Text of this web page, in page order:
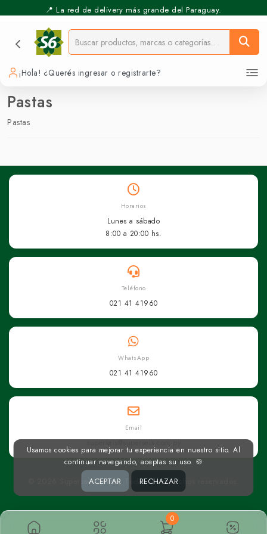
📍 La red de delivery más grande del Paraguay.
¡Hola! ¿Querés ingresar o registrarte?
Pastas
Pastas
0
Horarios
Lunes a sábado
8:00 a 20:00 hs.
Teléfono
021 41 41960
WhatsApp
021 41 41960
Email
superseis@superseis.com.py
© 2026 Superseis Online. Todos los derechos reservados.
Usamos cookies para mejorar tu experiencia en nuestro sitio. Al
continuar navegando, aceptas su uso. 🍪
ACEPTAR RECHAZAR